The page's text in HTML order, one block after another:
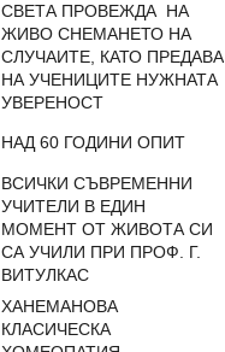
СВЕТА ПРОВЕЖДА НА
ЖИВО СНЕМАНЕТО НА
СЛУЧАИТЕ, КАТО ПРЕДАВА
НА УЧЕНИЦИТЕ НУЖНАТА
УВЕРЕНОСТ
НАД 60 ГОДИНИ ОПИТ
ВСИЧКИ СЪВРЕМЕННИ
УЧИТЕЛИ В ЕДИН
МОМЕНТ ОТ ЖИВОТА СИ
СА УЧИЛИ ПРИ ПРОФ. Г.
ВИТУЛКАС
ХАНЕМАНОВА
КЛАСИЧЕСКА